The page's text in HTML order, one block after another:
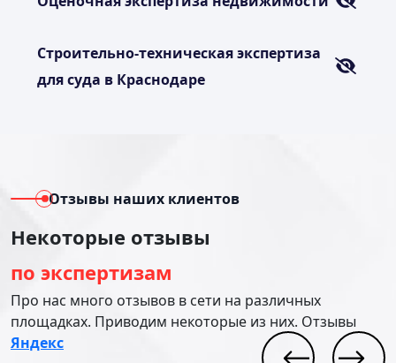
Строительно-техническая экспертиза
для суда в Краснодаре
Отзывы наших клиентов
Некоторые отзывы
по экспертизам
Про нас много отзывов в сети на различных
площадках. Приводим некоторые из них. Отзывы
Яндекс